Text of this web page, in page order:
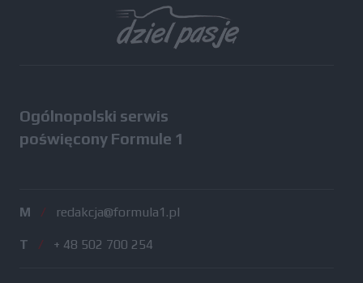
Ogólnopolski serwis
poświęcony Formule 1
M / redakcja@formula1.pl
T / + 48 502 700 254